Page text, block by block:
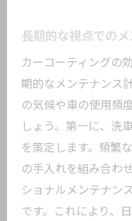
長期的な視点での
カーコーティングの
期的なメンテナンス
の気候や車の使用頻
しょう。第一に、洗
を策定します。頻繁
の手入れを組み合わ
ショナルメンテナン
です。これにより、